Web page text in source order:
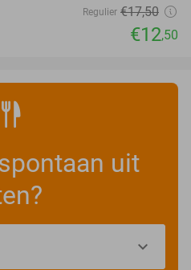
Regulier €17,50
€12,50
uit